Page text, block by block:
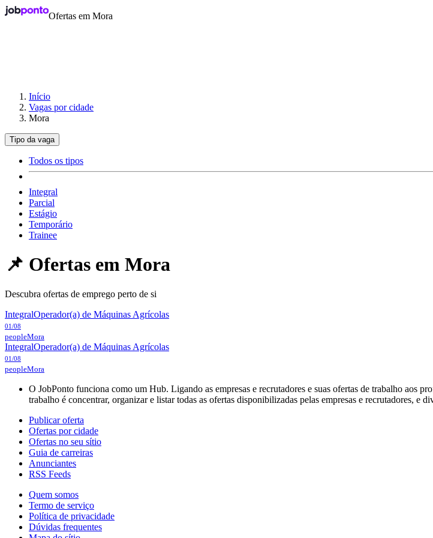
Ofertas em Mora
Início
Vagas por cidade
Mora
Tipo da vaga
Todos os tipos
Integral
Parcial
Estágio
Temporário
Trainee
📌 Ofertas em Mora
Descubra ofertas de emprego perto de si
IntegralOperador(a) de Máquinas Agrícolas
01/08
peopleMora
IntegralOperador(a) de Máquinas Agrícolas
01/08
peopleMora
O JobPonto funciona como um Hub. Ligando as empresas e recrutadores e suas ofertas de trabalho aos
trabalho é concentrar, organizar e listar todas as ofertas disponibilizadas pelas empresas e recrutadores, e
Publicar oferta
Ofertas por cidade
Ofertas no seu sítio
Guia de carreiras
Anunciantes
RSS Feeds
Quem somos
Termo de serviço
Política de privacidade
Dúvidas frequentes